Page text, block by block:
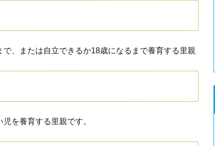
、または自立できるか18歳になるまで養育する里親
を養育する里親です。